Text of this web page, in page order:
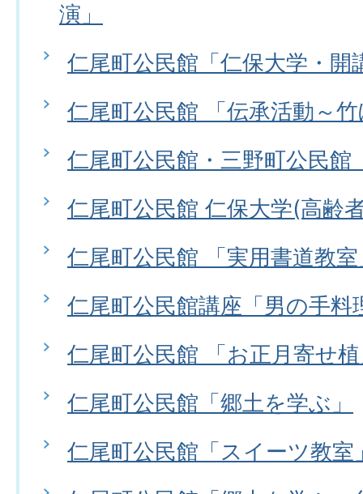
演」
仁尾町公民館「仁保大学・開
仁尾町公民館 「伝承活動～
仁尾町公民館・三野町公民館
仁尾町公民館 仁保大学(高齢
仁尾町公民館 「実用書道教
仁尾町公民館講座「男の手料
仁尾町公民館 「お正月寄せ
仁尾町公民館「郷土を学ぶ」
仁尾町公民館「スイーツ教室